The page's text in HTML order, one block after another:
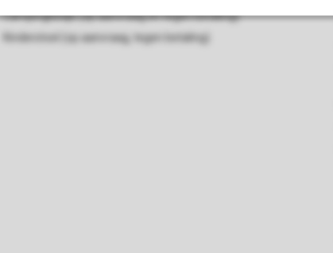
Campingbedje (op aanvraag en tegen betaling)
Kinderstoel (op aanvraag, tegen betaling)